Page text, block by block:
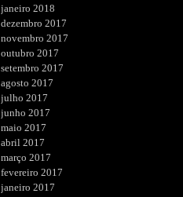
janeiro 2018
dezembro 2017
novembro 2017
outubro 2017
setembro 2017
agosto 2017
julho 2017
junho 2017
maio 2017
abril 2017
março 2017
fevereiro 2017
janeiro 2017